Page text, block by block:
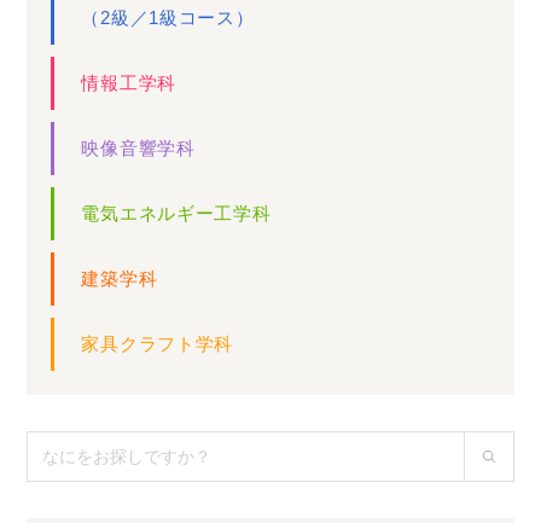
（2級／1級コース）
情報工学科
映像音響学科
電気エネルギー工学科
建築学科
家具クラフト学科